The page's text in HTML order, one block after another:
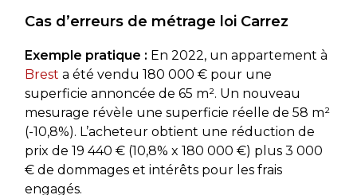
Cas d’erreurs de métrage loi Carrez
Exemple pratique : En 2022, un appartement à
Brest a été vendu 180 000 € pour une
superficie annoncée de 65 m². Un nouveau
mesurage révèle une superficie réelle de 58 m²
(-10,8%). L’acheteur obtient une réduction de
prix de 19 440 € (10,8% x 180 000 €) plus 3 000
€ de dommages et intérêts pour les frais
engagés.